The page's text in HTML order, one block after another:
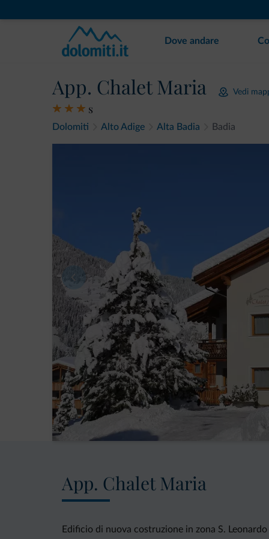
Dove andare
App. Chalet Maria Vedi
s
Dolomiti Alto Adige Alta Badia Badia
App. Chalet Maria
Edificio di nuova costruzione in zona S.